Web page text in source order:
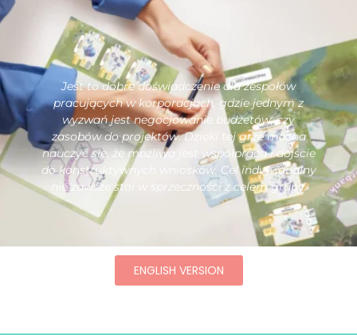
Jest to dobre doświadczenie dla zespołów
pracujących w korporacjach, gdzie jednym z
wyzwań jest negocjowanie budżetów, czy
zasobów do projektów. Dzięki tej grze można
nauczyć się, że możliwa jest współpraca i dojście
do konstruktywnych wniosków. Cel indywidualny
nie zawsze stoi w sprzeczności z celem grupy.
ENGLISH VERSION